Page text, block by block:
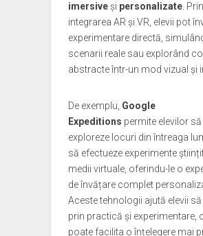
imersiveși personalizate . Prin
integrarea AR și VR, elevii pot
experimentare directă,
scenarii reale sau explorând
abstracte într-un mod vizual și
De exemplu, Google
Expeditions permite elevilor să
exploreze locuri din întreaga
să efectueze experimente
medii virtuale, oferindu-le o
de învățare complet
Aceste tehnologii ajută elevii
prin practică și experimentare,
poate facilita o înțelegere mai